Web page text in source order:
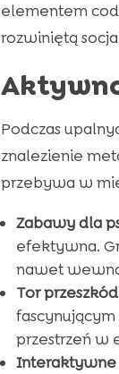
elementem
rozwiniętą
Podczas
znalezienie
przebywa w
Zabawy dla
efektywna.
nawet
Tor przeszkód
fascynującym
przestrzeń w
Interaktywne